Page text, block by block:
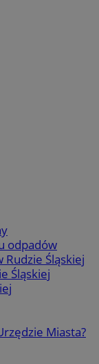
odpadów
Rudzie Śląskiej
Śląskiej
Miasta?